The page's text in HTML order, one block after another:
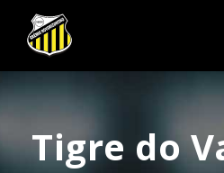
Tigre do